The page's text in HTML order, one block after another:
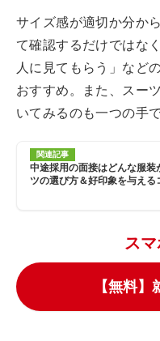
サイズ感が適切か分か
て確認するだけではな
人に見てもらう」など
おすすめ。また、スー
いてみるのも一つの手で
関連記事
中途採用の面接はどんな服装
ツの選び方＆好印象を与える
スマ
【無料